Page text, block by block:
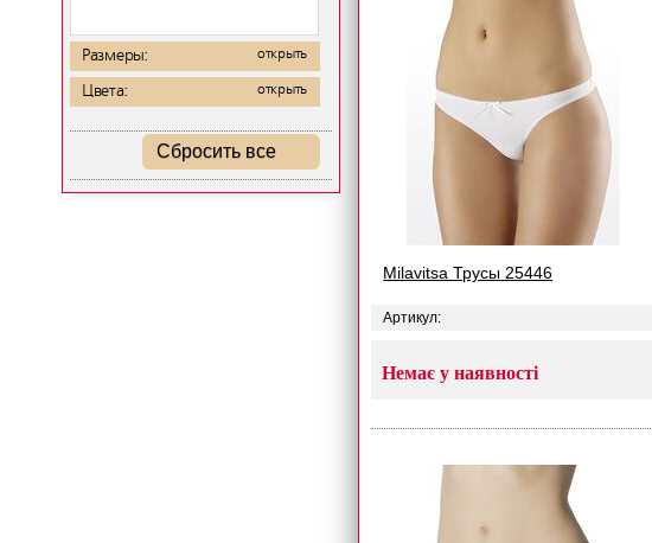
Размеры: открыть
Цвета: открыть
Сбросить все
Milavitsa Трусы 25446
Артикул:
Немає у наявності